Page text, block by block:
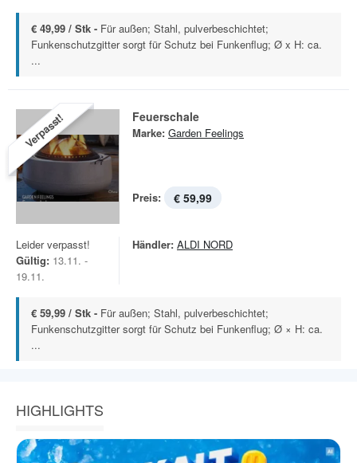
€ 49,99 / Stk - Für außen; Stahl, pulverbeschichtet;
Funkenschutzgitter sorgt für Schutz bei Funkenflug; Ø x H: ca.
...
Verpasst! Feuerschale
Marke: Garden Feelings
Preis: € 59,99
Leider verpasst!
Gültig: 13.11. -
19.11.
Händler: ALDI NORD
€ 59,99 / Stk - Für außen; Stahl, pulverbeschichtet;
Funkenschutzgitter sorgt für Schutz bei Funkenflug; Ø × H: ca.
...
HIGHLIGHTS